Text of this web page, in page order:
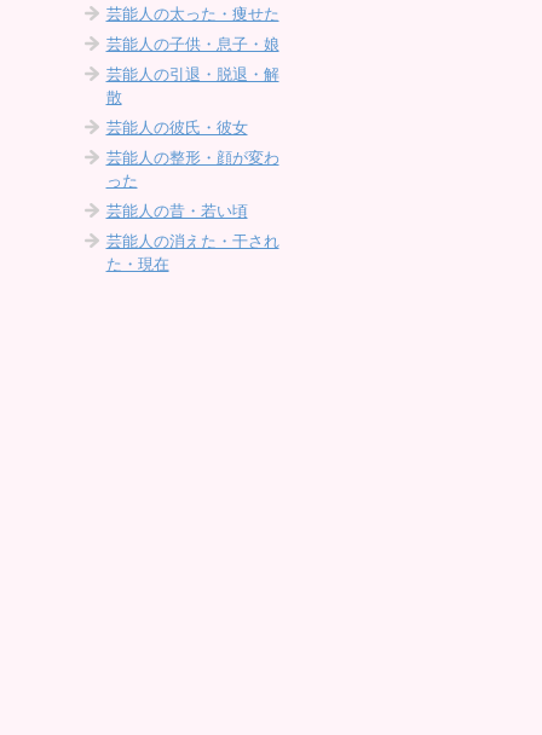
芸能人の太った・痩せた
芸能人の子供・息子・娘
芸能人の引退・脱退・解
散
芸能人の彼氏・彼女
芸能人の整形・顔が変わ
った
芸能人の昔・若い頃
芸能人の消えた・干され
た・現在